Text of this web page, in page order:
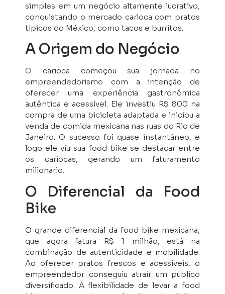
simples em um negócio altamente lucrativo,
conquistando o mercado carioca com pratos
típicos do México, como tacos e burritos.
A Origem do Negócio
O carioca começou sua jornada no
empreendedorismo com a intenção de
oferecer uma experiência gastronômica
autêntica e acessível. Ele investiu R$ 800 na
compra de uma bicicleta adaptada e iniciou a
venda de comida mexicana nas ruas do Rio de
Janeiro. O sucesso foi quase instantâneo, e
logo ele viu sua food bike se destacar entre
os cariocas, gerando um faturamento
milionário.
O Diferencial da Food
Bike
O grande diferencial da food bike mexicana,
que agora fatura R$ 1 milhão, está na
combinação de autenticidade e mobilidade.
Ao oferecer pratos frescos e acessíveis, o
empreendedor conseguiu atrair um público
diversificado. A flexibilidade de levar a food